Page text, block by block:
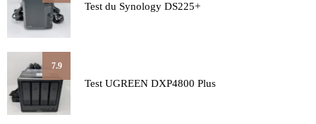
Test du Synology DS225+
7.9
Test UGREEN DXP4800 Plus